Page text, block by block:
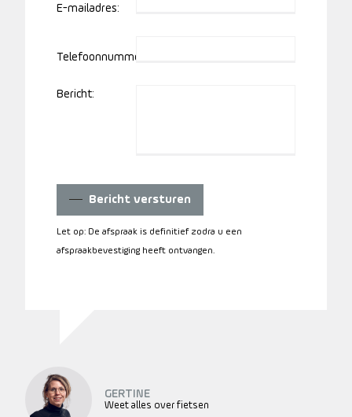
E-mailadres:
Telefoonnummer:
Bericht:
Bericht versturen
Let op: De afspraak is definitief zodra u een
afspraakbevestiging heeft ontvangen.
GERTINE
Weet alles over fietsen